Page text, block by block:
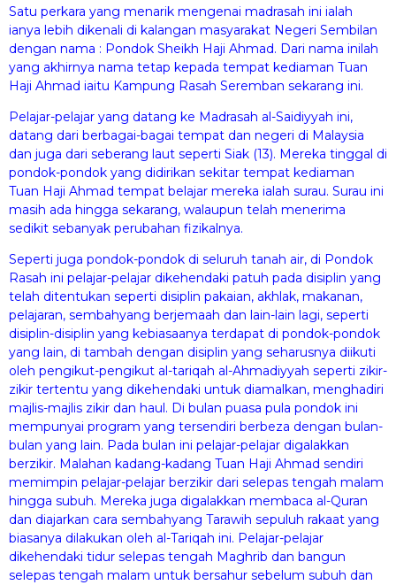
Satu perkara yang menarik mengenai madrasah ini ialah
ianya lebih dikenali di kalangan masyarakat Negeri Sembilan
dengan nama : Pondok Sheikh Haji Ahmad. Dari nama inilah
yang akhirnya nama tetap kepada tempat kediaman Tuan
Haji Ahmad iaitu Kampung Rasah Seremban sekarang ini.
Pelajar-pelajar yang datang ke Madrasah al-Saidiyyah ini,
datang dari berbagai-bagai tempat dan negeri di Malaysia
dan juga dari seberang laut seperti Siak (13). Mereka tinggal di
pondok-pondok yang didirikan sekitar tempat kediaman
Tuan Haji Ahmad tempat belajar mereka ialah surau. Surau ini
masih ada hingga sekarang, walaupun telah menerima
sedikit sebanyak perubahan fizikalnya.
Seperti juga pondok-pondok di seluruh tanah air, di Pondok
Rasah ini pelajar-pelajar dikehendaki patuh pada disiplin yang
telah ditentukan seperti disiplin pakaian, akhlak, makanan,
pelajaran, sembahyang berjemaah dan lain-lain lagi, seperti
disiplin-disiplin yang kebiasaanya terdapat di pondok-pondok
yang lain, di tambah dengan disiplin yang seharusnya diikuti
oleh pengikut-pengikut al-tariqah al-Ahmadiyyah seperti zikir-
zikir tertentu yang dikehendaki untuk diamalkan, menghadiri
majlis-majlis zikir dan haul. Di bulan puasa pula pondok ini
mempunyai program yang tersendiri berbeza dengan bulan-
bulan yang lain. Pada bulan ini pelajar-pelajar digalakkan
berzikir. Malahan kadang-kadang Tuan Haji Ahmad sendiri
memimpin pelajar-pelajar berzikir dari selepas tengah malam
hingga subuh. Mereka juga digalakkan membaca al-Quran
dan diajarkan cara sembahyang Tarawih sepuluh rakaat yang
biasanya dilakukan oleh al-Tariqah ini. Pelajar-pelajar
dikehendaki tidur selepas tengah Maghrib dan bangun
selepas tengah malam untuk bersahur sebelum subuh dan